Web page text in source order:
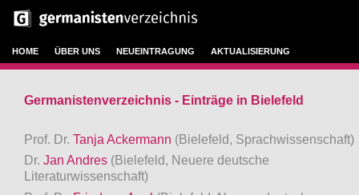
HOME ÜBER UNS NEUEINTRAGUNG AKTUALISIERUNG
Germanistenverzeichnis - Einträge in Bielefeld
Prof. Dr. Tanja Ackermann (Bielefeld, Sprachwissenschaft)
Dr. Jan Andres (Bielefeld, Neuere deutsche
Literaturwissenschaft)